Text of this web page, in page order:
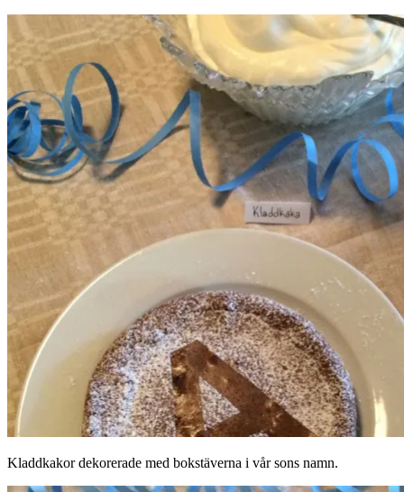
Kladdkakor dekorerade med bokstäverna i vår sons namn.